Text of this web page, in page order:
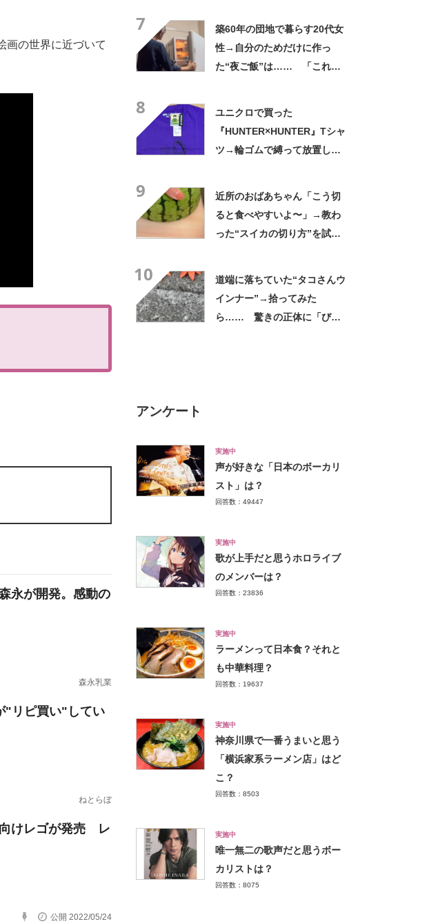
画の世界に近づいて
永が開発。感動の
森永乳業
"リピ買い"してい
ねとらぼ
けレゴが発売 レ
公開 2022/05/24
7
築60年の団地で暮らす20代女
性→自分のためだけに作っ
た“夜ご飯”は…… 「これぞ
8
ユニクロで買った
『HUNTER×HUNTER』Tシャ
ツ→輪ゴムで縛って放置した
9
近所のおばあちゃん「こう切
ると食べやすいよ〜」→教わ
った“スイカの切り方”を試し
10
道端に落ちていた“タコさんウ
インナー”→拾ってみた
ら…… 驚きの正体に「びっ
アンケート
実施中
声が好きな「日本のボーカリ
スト」は？
回答数：49447
実施中
歌が上手だと思うホロライブ
のメンバーは？
回答数：23836
実施中
ラーメンって日本食？それと
も中華料理？
回答数：19637
実施中
神奈川県で一番うまいと思う
「横浜家系ラーメン店」はど
こ？
回答数：8503
実施中
唯一無二の歌声だと思うボー
カリストは？
回答数：8075